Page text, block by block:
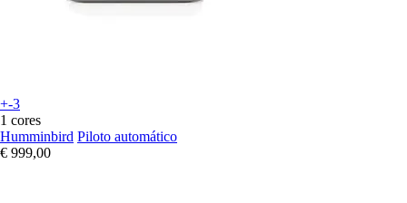
+-3
1 cores
Humminbird Piloto automático
€ 999,00